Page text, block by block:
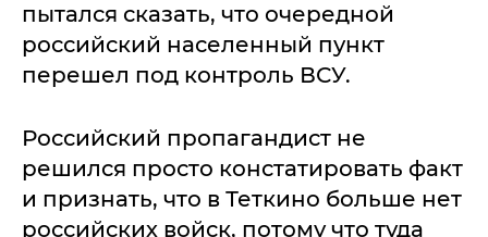
пытался сказать, что очередной
российский населенный пункт
перешел под контроль ВСУ.
Российский пропагандист не
решился просто констатировать факт
и признать, что в Теткино больше нет
российских войск, потому что туда